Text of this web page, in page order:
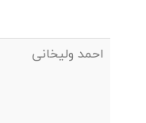
احمد ولیخانی